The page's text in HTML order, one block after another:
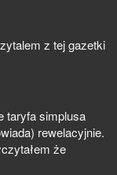
z tej gazetki
taryfa simplusa
rewelacyjnie.
że